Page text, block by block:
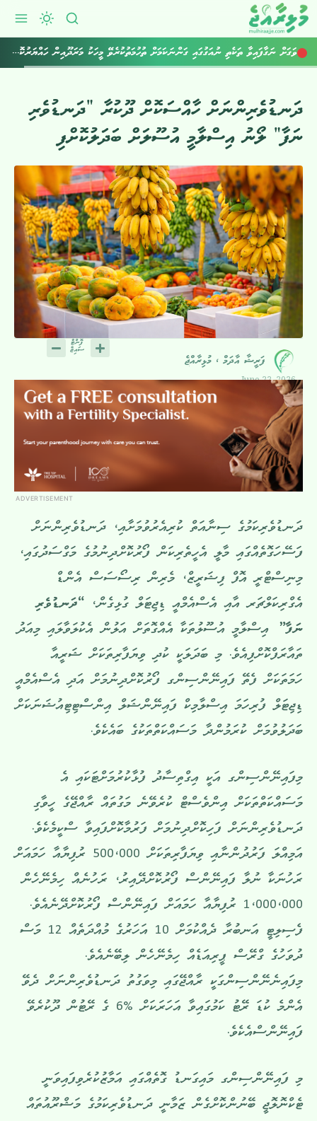
ރާއްޖެ އެތެރެކުރަން އުޅުނު 800 ވޭޕް ކާޓްރިޖް އަތުލައިގެންފި ވަގަށް ނަގާފައިވާ ތަކެތި ނުއަގުގައި ގަންނަކަމަށް ތުހުމަތުކުރެވޭ މީހަކު މަރަދޫއިން ހައްޔަރުކޮށްފި
ދަނޑުވެރިންނަށް ހާއްސަކޮށް ދޫކުރާ “ދަނޑުވެރި
ނަފާ” ލޯނު އިސްލާމީ އުސޫލަށް ބަދަލުކޮށްފި
ފަރީޝާ އާދަމް ، މުޅިރާއްޖެ
June 22, 2026
ADVERTISEMENT
ދަނޑުވެރިކަމުގެ ސިނާއަތް ކުރިއެރުވުމަށާއި، ދަނޑުވެރިންނަށް
ފަސޭހަގޮތެއްގައި މާލީ އެހީތެރިކަން ފޯރުކޮށްދިނުމުގެ މަގްސަދުގައި،
މިނިސްޓްރީ އޮފް ފިޝަރީޒް، މެރިން ރިސޯސަސް އެންޑް
އެގްރިކަލްޗަރ އާއި އެސްއެމްއީ ޑިޖިޓަލް ގުޅިގެން، “ދަނޑުވެރި
ނަފާ” އިސްލާމީ އުސޫލުތަކާ އެއްގޮތަށް އަލުން އެކުލަވާލައި މިއަދު
ތައާރަފްކޮށްފިއެވެ. މި ބަދަލަކީ ކުދި ވިޔަފާރިތަކަށް ޝަރީއާ
ހަމަތަކަށް ފެތޭ ފައިނޭންސިންގ ފޯރުކޮށްދިނުމަށް އަދި އެސްއެމްއީ
ޑިޖިޓަލް ފުރިހަމަ އިސްލާމިކް ފައިނޭންޝަލް އިންސްޓިޓިއުޝަނަކަށް
ބަދަލުވުމަށް ކުރަމުންދާ މަސައްކަތްތަކުގެ ބައެކެވެ.
މިފައިނޭންސިންގ އަކީ އިގްތިސާދު ފުޅާކުރުމަށްޓަކައި އެ
މަސައްކަތްތަކަށް އިންވެސްޓް ކުރެވޭނެ މަގުތައް ރާއްޖޭގެ ހީވާގި
ދަނޑުވެރިންނަށް ފަހިކޮށްދިނުމަށް ފަރުމާކޮށްފައިވާ ސްކީމެކެވެ.
އަމިއްލަ ފަރުދުންނާއި ވިޔަފާރިތަކަށް 500،000 ރުފިޔާއާ ހަމައަށް
ރަހުނަކާ ނުލާ ފައިނޭންސް ފޯރުކޮށްދޭއިރު، ރަހުނެއް ހިމެނޭހެން
1،000،000 ރުފިޔާއާ ހަމައަށް ފައިނޭންސް ފޯރުކޮށްދޭނެއެވެ.
ފެސިލިޓީ އަނބުރާ ދެއްކުމަށް 10 އަހަރުގެ މުއްދަތެއް 12 މަސް
ދުވަހުގެ ގްރޭސް ޕީރިއަޑެއް ހިމެނޭހެން ލިބޭނެއެވެ.
މިފައިނެނޭންސިންގަކީ ރާއްޖޭގައި މިވަގުތު ދަނޑުވެރިންނަށް ދެވޭ
އެންމެ ކުޑަ ރޭޓު ކަމުގައިވާ އަހަރަކަށް %6 ގެ ރޭޓުން ދޫކުރެވޭ
ފައިނޭންސްއެކެވެ.
މި ފައިނޭންސިންގ މައިގަނޑު ގޮތެއްގައި އަމާޒުކުރެވިފައިވަނީ
ޓެކްނޮލޮޖީ ބޭނުންކޮށްގެން ޒަމާނީ ދަނޑުވެރިކަމުގެ މަޝްރޫއުތައް